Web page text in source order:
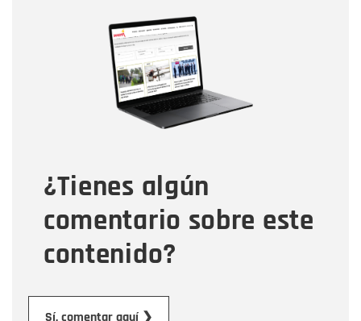
¿Tienes algún
comentario sobre este
contenido?
Sí, comentar aquí ❯
Correo electrónico
Tipo de comentario
Mensaje